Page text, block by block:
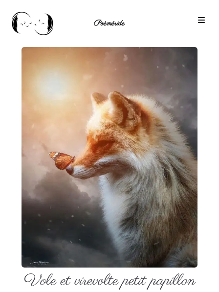
Poèméride
Vole et virevolte petit papillon